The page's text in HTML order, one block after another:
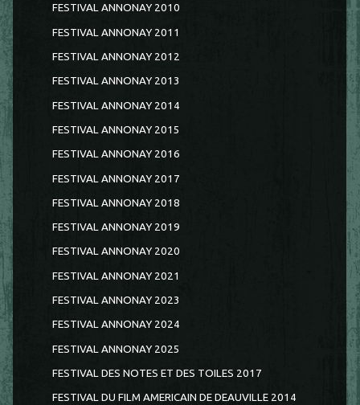
FESTIVAL ANNONAY 2010
FESTIVAL ANNONAY 2011
FESTIVAL ANNONAY 2012
FESTIVAL ANNONAY 2013
FESTIVAL ANNONAY 2014
FESTIVAL ANNONAY 2015
FESTIVAL ANNONAY 2016
FESTIVAL ANNONAY 2017
FESTIVAL ANNONAY 2018
FESTIVAL ANNONAY 2019
FESTIVAL ANNONAY 2020
FESTIVAL ANNONAY 2021
FESTIVAL ANNONAY 2023
FESTIVAL ANNONAY 2024
FESTIVAL ANNONAY 2025
FESTIVAL DES NOTES ET DES TOILES 2017
FESTIVAL DU FILM AMERICAIN DE DEAUVILLE 2014